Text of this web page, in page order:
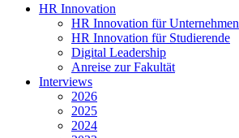
HR Innovation
HR Innovation für Unternehmen
HR Innovation für Studierende
Digital Leadership
Anreise zur Fakultät
Interviews
2026
2025
2024